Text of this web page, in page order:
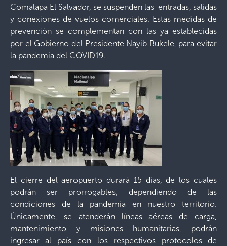
Comalapa El Salvador, se suspenden las entradas, salidas
y conexiones de vuelos comerciales. Estas medidas de
prevención se complementan con las ya establecidas
por el Gobierno del Presidente Nayib Bukele, para evitar
la pandemia del COVID19.
El cierre del aeropuerto durará 15 días, de los cuales
podrán ser prorrogables, dependiendo de las
condiciones de la pandemia en nuestro territorio.
Únicamente, se atenderán líneas aéreas de carga,
mantenimiento y misiones humanitarias, podrán
ingresar al país con los respectivos protocolos de